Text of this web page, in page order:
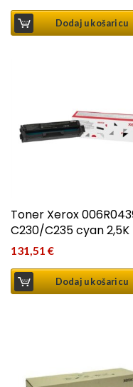
Dodaj u košaricu
Toner Xerox
C230/C235 cyan 2,5K
131,51 €
Dodaj u košaricu